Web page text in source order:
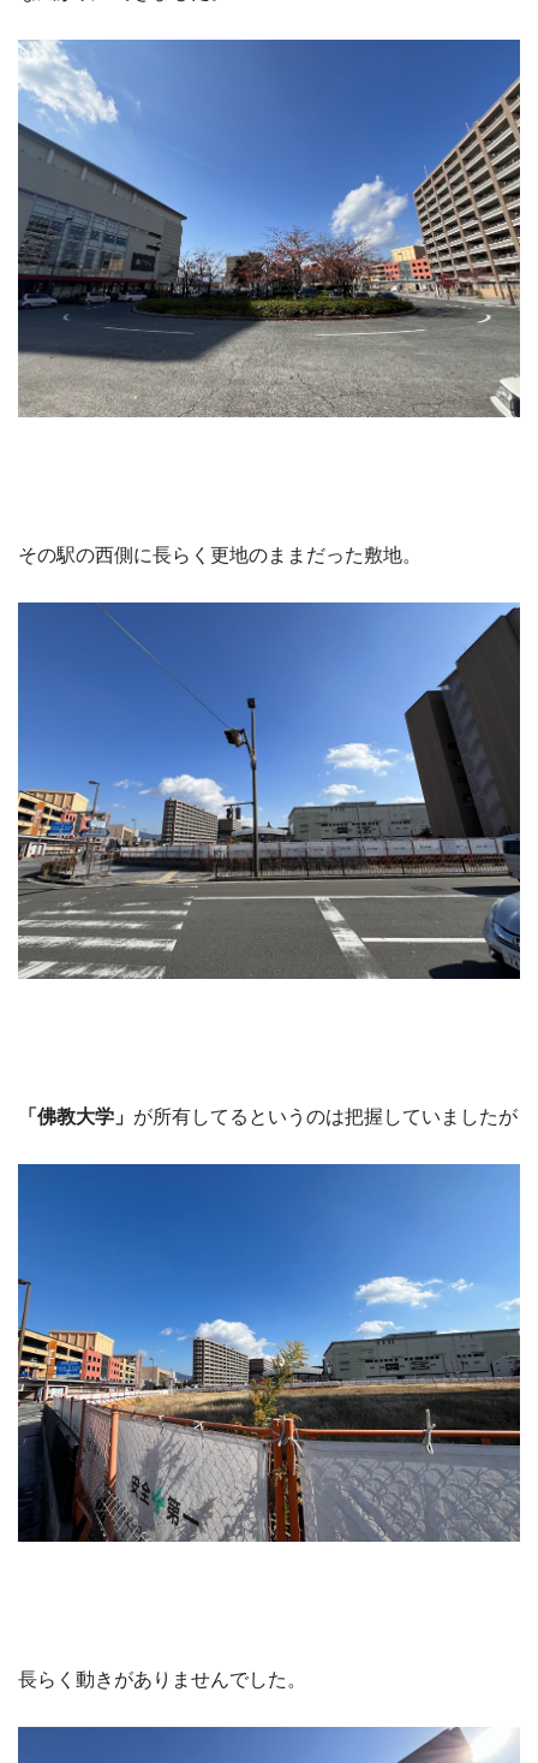
その駅の西側に長らく更地のままだった敷地。
「佛教大学」 が所有してるというのは把握していましたが
長らく動きがありませんでした。